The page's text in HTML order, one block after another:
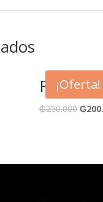
¡Oferta!
Red Tote
₲250.000 ₲